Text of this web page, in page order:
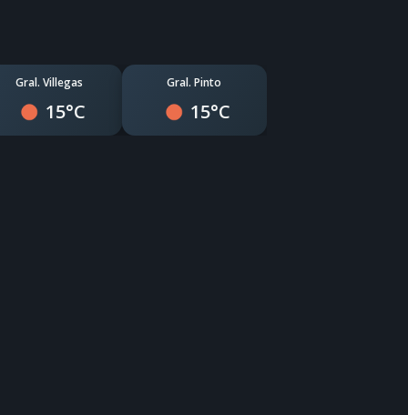
Gral. Villegas
15°C
Gral. Pinto
15°C